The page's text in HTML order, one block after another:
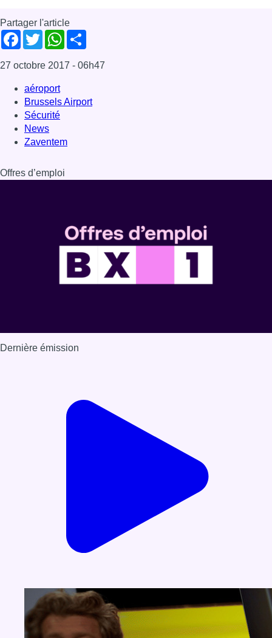
Partager l'article
Facebook
TwitterWhatsApp
27 octobre 2017 - 06h47
aéroport
Brussels Airport
Sécurité
News
Zaventem
Offres d’emploi
Dernière émission